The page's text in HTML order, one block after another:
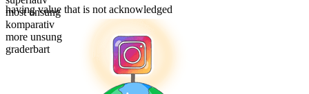
most unsung
komparativ
more unsung
graderbart
having value that is not acknowledged